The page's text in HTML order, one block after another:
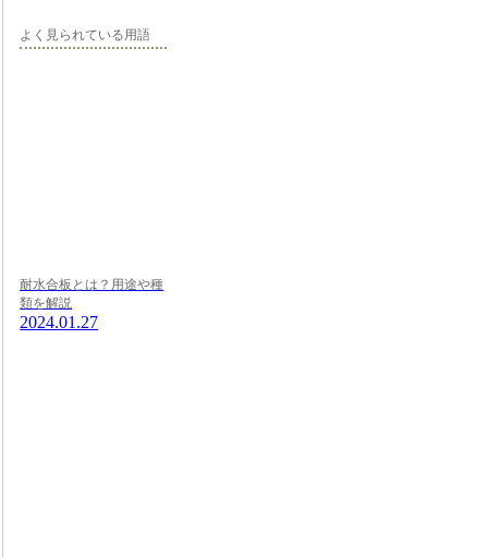
よく見られている用語
耐水合板とは？用途や種
類を解説
2024.01.27